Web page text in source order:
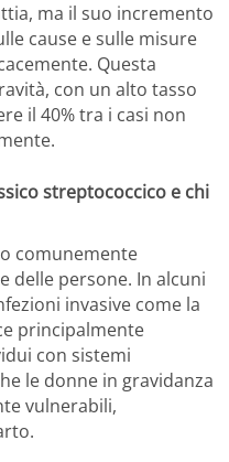
ma il suo incremento
cause e sulle misure
Questa
con un alto tasso
il 40% tra i casi non
streptococcico e chi
comunemente
delle persone. In alcuni
invasive come la
principalmente
con sistemi
le donne in gravidanza
vulnerabili,